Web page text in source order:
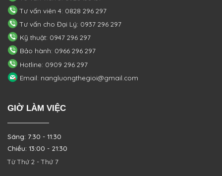
Tư vấn viên 4: 0828 296 297
Tư vấn cho Đại Lý: 0937 296 297
Kỹ thuật: 0947 296 297
Bảo hành: 0966 296 297
Hotline: 0909 296 297
Email: nangluongthegioi@gmail.com
GIỜ LÀM VIỆC
Sáng: 7:30 - 11:30
Chiều: 13:00 - 21:30
Từ Thứ 2 - Thứ 7